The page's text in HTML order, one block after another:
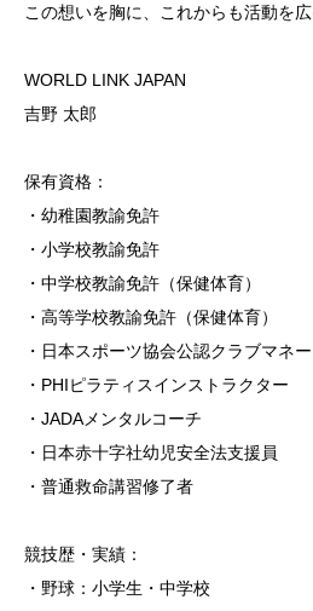
この想いを胸に、これからも活動を広
WORLD LINK JAPAN
吉野 太郎
保有資格：
・幼稚園教諭免許
・小学校教諭免許
・中学校教諭免許（保健体育）
・高等学校教諭免許（保健体育）
・日本スポーツ協会公認クラブマネ
・PHIピラティスインストラクター
・JADAメンタルコーチ
・日本赤十字社幼児安全法支援員
・普通救命講習修了者
競技歴・実績：
・野球：小学生・中学校